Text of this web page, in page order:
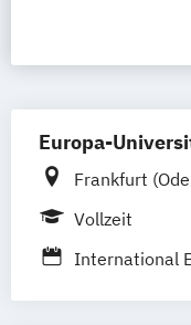
Europa-
Frankfurt
Vollzeit
International